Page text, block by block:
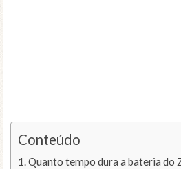
Conteúdo
Quanto tempo dura a bateria do